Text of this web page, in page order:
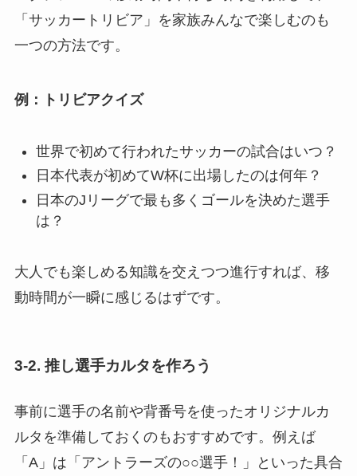
「サッカートリビア」を家族みんなで楽しむのも
一つの方法です。
例：トリビアクイズ
世界で初めて行われたサッカーの試合はいつ？
日本代表が初めてW杯に出場したのは何年？
日本のJリーグで最も多くゴールを決めた選手
は？
大人でも楽しめる知識を交えつつ進行すれば、移
動時間が一瞬に感じるはずです。
3-2. 推し選手カルタを作ろう
事前に選手の名前や背番号を使ったオリジナルカ
ルタを準備しておくのもおすすめです。例えば
「A」は「アントラーズの○○選手！」といった具合